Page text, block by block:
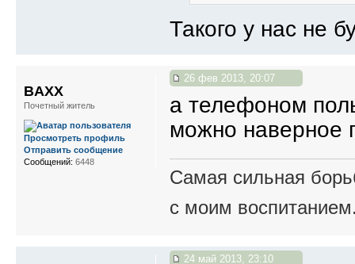
Такого у нас не
26 фев 2013, 20:07
а телефоном
можно наверное
Самая сильная
с моим
BAXX
Почетный житель
Просмотреть профиль
Отправить сообщение
Сообщений: 6448
24 май 2013, 23:10